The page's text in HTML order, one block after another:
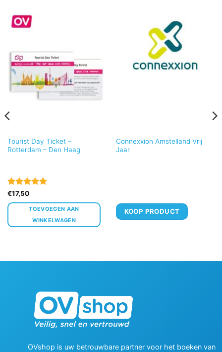
Tourist Day Ticket –
Rotterdam – Den Haag
Gewaardeerd
5uit 5
€17,50
TOEVOEGEN AAN
WINKELWAGEN
Connexxion Amstelland Vrij
Jaar
KOOP PRODUCT
OVshop is uw betrouwbare partner voor het boeken van